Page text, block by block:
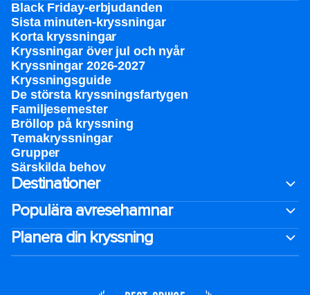
Black Friday-erbjudanden
Sista minuten-kryssningar
Korta kryssningar
Kryssningar över jul och nyår
Kryssningar 2026-2027
Kryssningsguide
De största kryssningsfartygen
Familjesemester
Bröllop på kryssning
Temakryssningar
Grupper
Särskilda behov
Destinationer
Populära avresehamnar
Planera din kryssning